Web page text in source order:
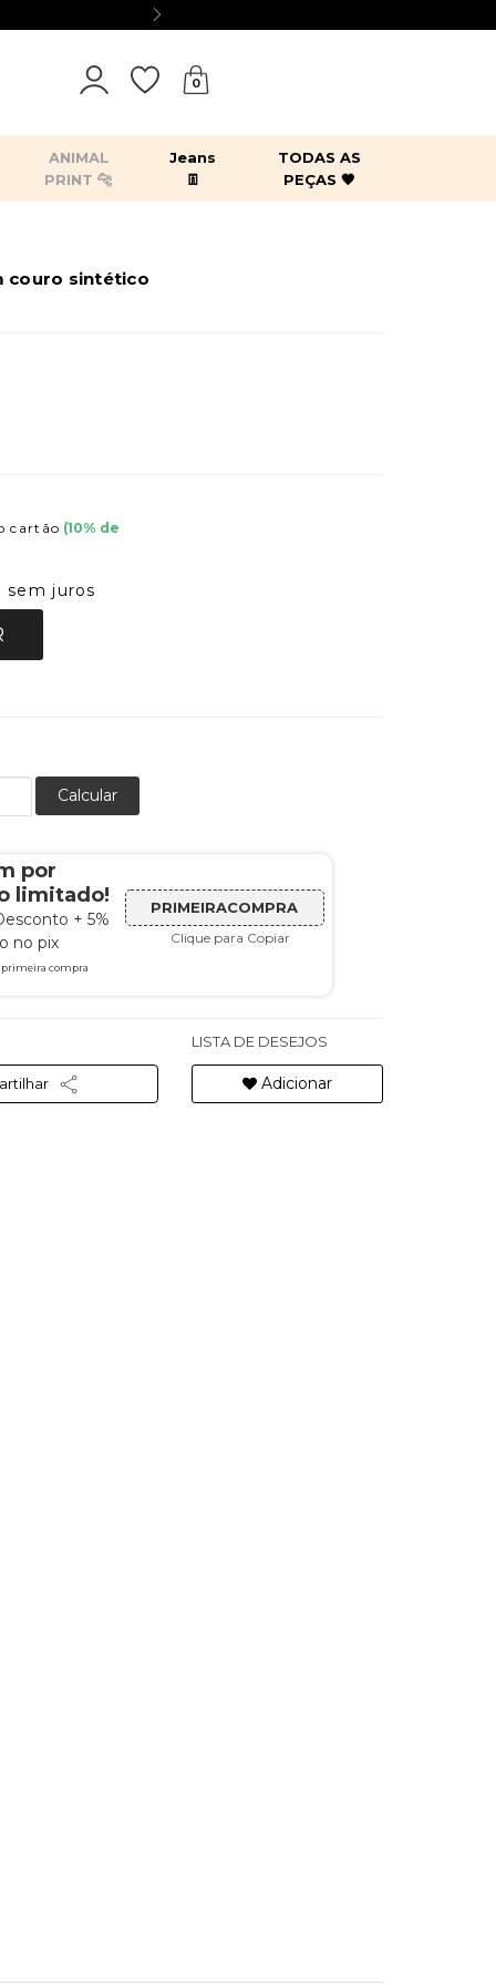
0
ANIMAL
PRINT 🐆
Jeans
👖
TODAS AS
PEÇAS 🖤
blazers
couro sintético
cartão (10% de
sem juros
Calcular
por
limitado!
+ 5%
no pix
primeira compra
PRIMEIRACOMPRA
Clique para Copiar
LISTA DE DESEJOS
Adicionar